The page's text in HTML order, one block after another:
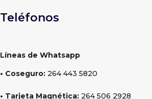
Teléfonos
Líneas de Whatsapp
• Coseguro:264 443 5820
• Tarjeta Magnética:264 506 2928